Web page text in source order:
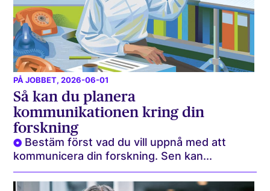
PÅ JOBBET, 2026-06-01
Så kan du planera
kommunikationen kring din
forskning
Bestäm först vad du vill uppnå med att
kommunicera din forskning. Sen kan...